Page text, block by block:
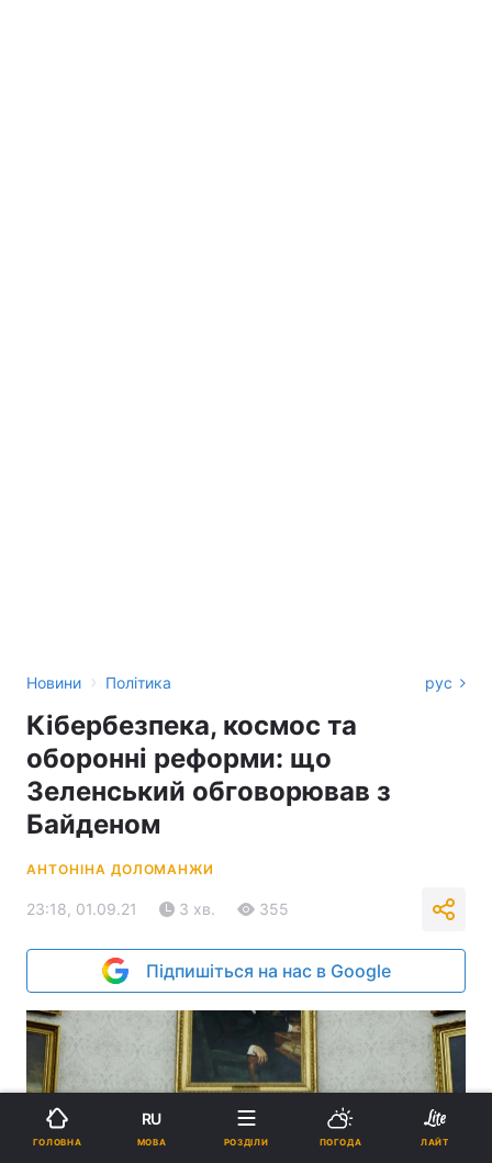
Новини › Політика рус
Кібербезпека, космос та
оборонні реформи: що
Зеленський обговорював з
Байденом
АНТОНІНА ДОЛОМАНЖИ
23:18, 01.09.21 3 хв. 355
Підпишіться на нас в Google
ГОЛОВНА
RU
МОВА РОЗДІЛИ ПОГОДА ЛАЙТ